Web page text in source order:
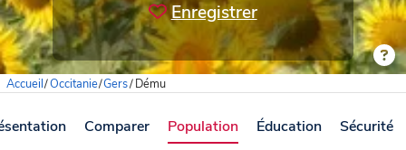
Enregistrer
Accueil/Occitanie/Gers/Dému
Comparer Population Éducation Sécurité